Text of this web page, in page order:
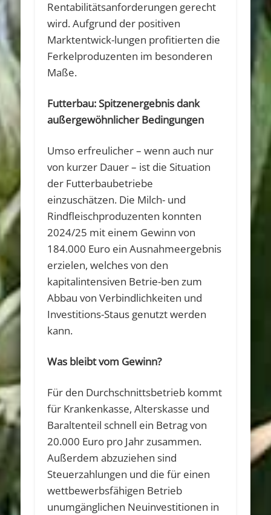
Rentabilitätsanforderungen gerecht
wird. Aufgrund der positiven
Marktentwick-lungen profitierten die
Ferkelproduzenten im besonderen
Maße.
Futterbau: Spitzenergebnis dank
außergewöhnlicher Bedingungen
Umso erfreulicher – wenn auch nur
von kurzer Dauer – ist die Situation
der Futterbaubetriebe
einzuschätzen. Die Milch- und
Rindfleischproduzenten konnten
2024/25 mit einem Gewinn von
184.000 Euro ein Ausnahmeergebnis
erzielen, welches von den
kapitalintensiven Betrie-ben zum
Abbau von Verbindlichkeiten und
Investitions-Staus genutzt werden
kann.
Was bleibt vom Gewinn?
Für den Durchschnittsbetrieb kommt
für Krankenkasse, Alterskasse und
Baraltenteil schnell ein Betrag von
20.000 Euro pro Jahr zusammen.
Außerdem abzuziehen sind
Steuerzahlungen und die für einen
wettbewerbsfähigen Betrieb
unumgänglichen Neuinvestitionen in